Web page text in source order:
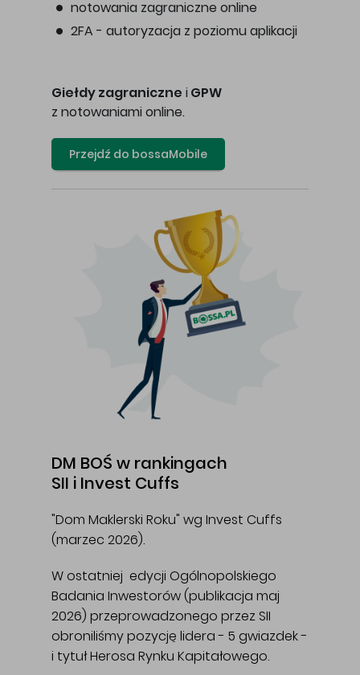
notowania zagraniczne online
2FA - autoryzacja z poziomu aplikacji
Giełdy zagraniczne i GPW
z notowaniami online.
Przejdź do bossaMobile
DM BOŚ w rankingach
SII i Invest Cuffs
"Dom Maklerski Roku" wg Invest Cuffs
(marzec 2026).
W ostatniej edycji Ogólnopolskiego
Badania Inwestorów (publikacja maj
2026) przeprowadzonego przez SII
obroniliśmy pozycję lidera - 5 gwiazdek -
i tytuł Herosa Rynku Kapitałowego.